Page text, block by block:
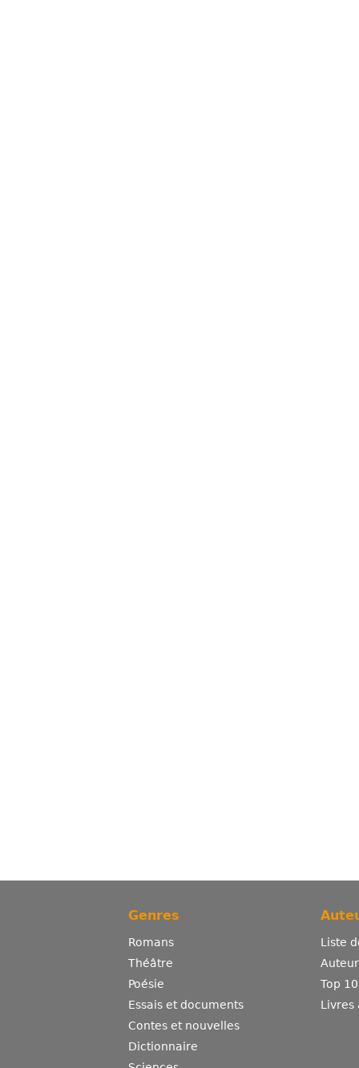
Genres
Romans
Théâtre
Poésie
Essais et documents
Contes et nouvelles
Dictionnaire
Liste
Top
Livres